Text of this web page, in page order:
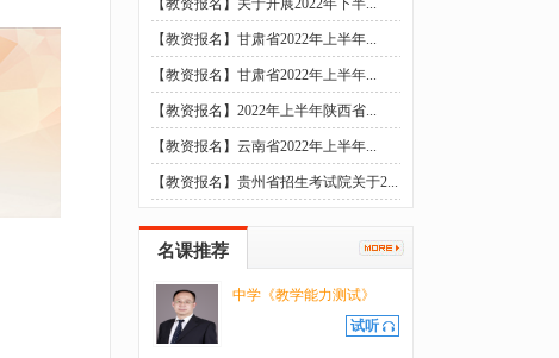
【教资报名】关于开展2022年下半...
【教资报名】甘肃省2022年上半年...
【教资报名】甘肃省2022年上半年...
【教资报名】2022年上半年陕西省...
【教资报名】云南省2022年上半年...
【教资报名】贵州省招生考试院关于2...
名课推荐
中学《教学能力测试》
试听